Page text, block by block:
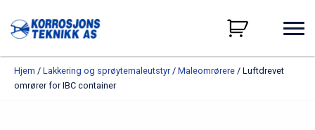
Hjem / Lakkering og sprøytemaleutstyr/ Maleomrørere / Luftdrevet
omrører for IBC container